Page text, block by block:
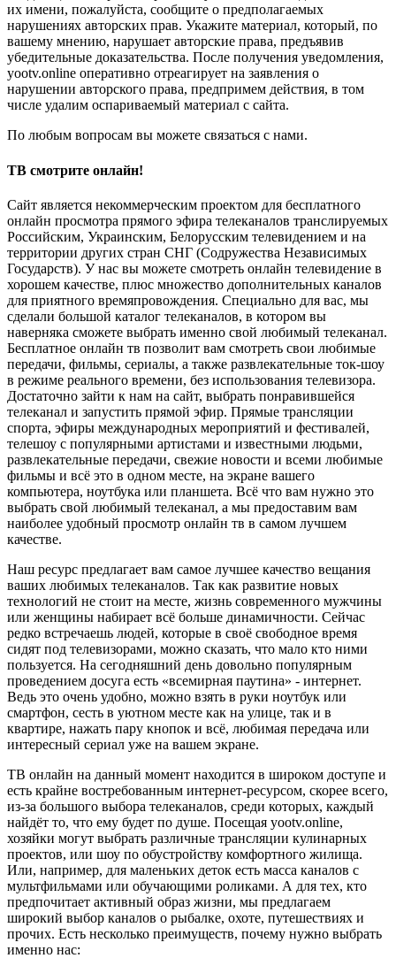
их имени, пожалуйста, сообщите о предполагаемых
нарушениях авторских прав. Укажите материал, который, по
вашему мнению, нарушает авторские права, предъявив
убедительные доказательства. После получения уведомления,
yootv.online оперативно отреагирует на заявления о
нарушении авторского права, предпримем действия, в том
числе удалим оспариваемый материал с сайта.
По любым вопросам вы можете связаться с нами.
ТВ смотрите онлайн!
Сайт является некоммерческим проектом для бесплатного
онлайн просмотра прямого эфира телеканалов транслируемых
Российским, Украинским, Белорусским телевидением и на
территории других стран СНГ (Содружества Независимых
Государств). У нас вы можете смотреть онлайн телевидение в
хорошем качестве, плюс множество дополнительных каналов
для приятного времяпровождения. Специально для вас, мы
сделали большой каталог телеканалов, в котором вы
наверняка сможете выбрать именно свой любимый телеканал.
Бесплатное онлайн тв позволит вам смотреть свои любимые
передачи, фильмы, сериалы, а также развлекательные ток-шоу
в режиме реального времени, без использования телевизора.
Достаточно зайти к нам на сайт, выбрать понравившейся
телеканал и запустить прямой эфир. Прямые трансляции
спорта, эфиры международных мероприятий и фестивалей,
телешоу с популярными артистами и известными людьми,
развлекательные передачи, свежие новости и всеми любимые
фильмы и всё это в одном месте, на экране вашего
компьютера, ноутбука или планшета. Всё что вам нужно это
выбрать свой любимый телеканал, а мы предоставим вам
наиболее удобный просмотр онлайн тв в самом лучшем
качестве.
Наш ресурс предлагает вам самое лучшее качество вещания
ваших любимых телеканалов. Так как развитие новых
технологий не стоит на месте, жизнь современного мужчины
или женщины набирает всё больше динамичности. Сейчас
редко встречаешь людей, которые в своё свободное время
сидят под телевизорами, можно сказать, что мало кто ними
пользуется. На сегодняшний день довольно популярным
проведением досуга есть «всемирная паутина» - интернет.
Ведь это очень удобно, можно взять в руки ноутбук или
смартфон, сесть в уютном месте как на улице, так и в
квартире, нажать пару кнопок и всё, любимая передача или
интересный сериал уже на вашем экране.
ТВ онлайн на данный момент находится в широком доступе и
есть крайне востребованным интернет-ресурсом, скорее всего,
из-за большого выбора телеканалов, среди которых, каждый
найдёт то, что ему будет по душе. Посещая yootv.online,
хозяйки могут выбрать различные трансляции кулинарных
проектов, или шоу по обустройству комфортного жилища.
Или, например, для маленьких деток есть масса каналов с
мультфильмами или обучающими роликами. А для тех, кто
предпочитает активный образ жизни, мы предлагаем
широкий выбор каналов о рыбалке, охоте, путешествиях и
прочих. Есть несколько преимуществ, почему нужно выбрать
именно нас: